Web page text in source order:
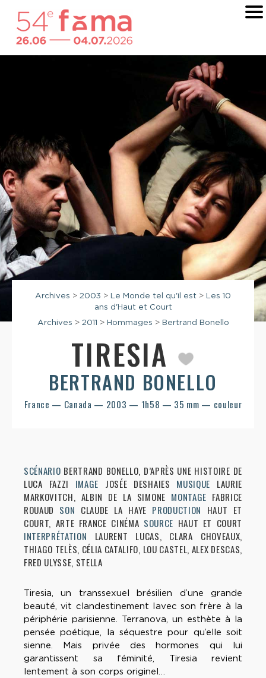
Archives > 2003 > Le Monde tel qu'il est > Les 10
ans d'Haut et Court
Archives > 2011 > Hommages > Bertrand Bonello
TIRESIA
BERTRAND BONELLO
France — Canada — 2003 — 1h58 — 35 mm — couleur
SCÉNARIO BERTRAND BONELLO, D’APRÈS UNE HISTOIRE DE
LUCA FAZZI IMAGE JOSÉE DESHAIES MUSIQUE LAURIE
MARKOVITCH, ALBIN DE LA SIMONE MONTAGE FABRICE
ROUAUD SON CLAUDE LA HAYE PRODUCTION HAUT ET
COURT, ARTE FRANCE CINÉMA SOURCE HAUT ET COURT
INTERPRÉTATION
LAURENT LUCAS, CLARA CHOVEAUX,
THIAGO TELÈS, CÉLIA CATALIFO, LOU CASTEL, ALEX DESCAS,
FRED ULYSSE, STELLA
Tiresia, un transsexuel brésilien d’une grande
beauté, vit clandestinement Iavec son frère à la
périphérie parisienne. Terranova, un esthète à la
pensée poétique, la séquestre pour qu’elle soit
sienne. Mais privée des hormones qui lui
garantissent sa féminité, Tiresia revient
lentement à son corps originel…